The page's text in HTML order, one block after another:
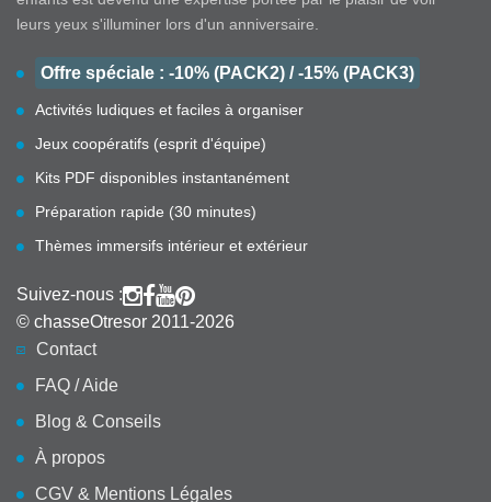
leurs yeux s'illuminer lors d'un anniversaire.
Offre spéciale : -10% (PACK2) / -15% (PACK3)
Activités ludiques et faciles à organiser
Jeux coopératifs (esprit d'équipe)
Kits PDF disponibles instantanément
Préparation rapide (30 minutes)
Thèmes immersifs intérieur et extérieur
Suivez-nous :
© chasseOtresor 2011-2026
Contact
FAQ / Aide
Blog & Conseils
À propos
CGV & Mentions Légales